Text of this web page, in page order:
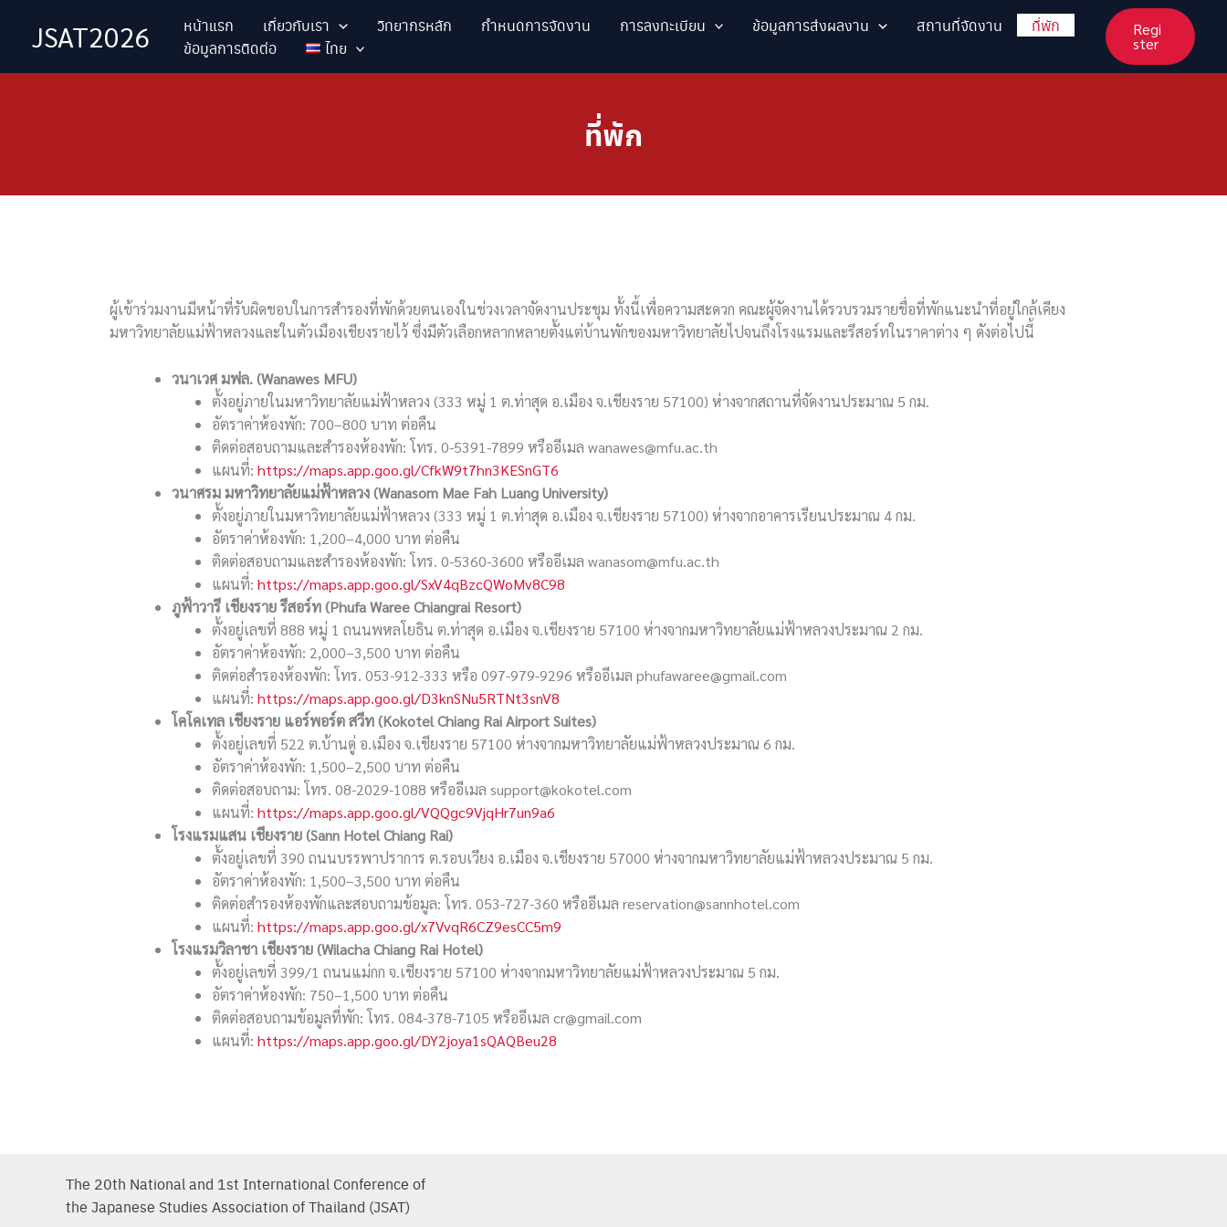
JSAT2026 หน้าแรก เกี่ยวกับเรา วิทยากรหลัก กำหนดการจัดงาน การลงทะเบียน ข้อมูลการส่งผลงาน สถานที่จัดงาน
ที่พัก
ข้อมูลการติดต่อ
ไทย
Regi
ster
ที่พัก
ผู้เข้าร่วมงานมีหน้าที่รับผิดชอบในการสำรองที่พักด้วยตนเองในช่วงเวลาจัดงานประชุม ทั้งนี้เพื่อความสะดวก คณะผู้จัดงานได้รวบรวมรายชื่อที่พักแนะนำที่อยู่ใกล้เคียง
มหาวิทยาลัยแม่ฟ้าหลวงและในตัวเมืองเชียงรายไว้ ซึ่งมีตัวเลือกหลากหลายตั้งแต่บ้านพักของมหาวิทยาลัยไปจนถึงโรงแรมและรีสอร์ทในราคาต่าง ๆ ดังต่อไปนี้
วนาเวศ มฟล. (Wanawes MFU)
ตั้งอยู่ภายในมหาวิทยาลัยแม่ฟ้าหลวง (333 หมู่ 1 ต.ท่าสุด อ.เมือง จ.เชียงราย 57100) ห่างจากสถานที่จัดงานประมาณ 5 กม.
อัตราค่าห้องพัก: 700–800 บาท ต่อคืน
ติดต่อสอบถามและสำรองห้องพัก: โทร. 0-5391-7899 หรืออีเมล wanawes@mfu.ac.th
แผนที่: https://maps.app.goo.gl/CfkW9t7hn3KESnGT6
วนาศรม มหาวิทยาลัยแม่ฟ้าหลวง (Wanasom Mae Fah Luang University)
ตั้งอยู่ภายในมหาวิทยาลัยแม่ฟ้าหลวง (333 หมู่ 1 ต.ท่าสุด อ.เมือง จ.เชียงราย 57100) ห่างจากอาคารเรียนประมาณ 4 กม.
อัตราค่าห้องพัก: 1,200–4,000 บาท ต่อคืน
ติดต่อสอบถามและสำรองห้องพัก: โทร. 0-5360-3600 หรืออีเมล wanasom@mfu.ac.th
แผนที่: https://maps.app.goo.gl/SxV4qBzcQWoMv8C98
ภูฟ้าวารี เชียงราย รีสอร์ท (Phufa Waree Chiangrai Resort)
ตั้งอยู่เลขที่ 888 หมู่ 1 ถนนพหลโยธิน ต.ท่าสุด อ.เมือง จ.เชียงราย 57100 ห่างจากมหาวิทยาลัยแม่ฟ้าหลวงประมาณ 2 กม.
อัตราค่าห้องพัก: 2,000–3,500 บาท ต่อคืน
ติดต่อสำรองห้องพัก: โทร. 053-912-333 หรือ 097-979-9296 หรืออีเมล phufawaree@gmail.com
แผนที่: https://maps.app.goo.gl/D3knSNu5RTNt3snV8
โคโคเทล เชียงราย แอร์พอร์ต สวีท (Kokotel Chiang Rai Airport Suites)
ตั้งอยู่เลขที่ 522 ต.บ้านดู่ อ.เมือง จ.เชียงราย 57100 ห่างจากมหาวิทยาลัยแม่ฟ้าหลวงประมาณ 6 กม.
อัตราค่าห้องพัก: 1,500–2,500 บาท ต่อคืน
ติดต่อสอบถาม: โทร. 08-2029-1088 หรืออีเมล support@kokotel.com
แผนที่: https://maps.app.goo.gl/VQQgc9VjqHr7un9a6
โรงแรมแสน เชียงราย (Sann Hotel Chiang Rai)
ตั้งอยู่เลขที่ 390 ถนนบรรพาปราการ ต.รอบเวียง อ.เมือง จ.เชียงราย 57000 ห่างจากมหาวิทยาลัยแม่ฟ้าหลวงประมาณ 5 กม.
อัตราค่าห้องพัก: 1,500–3,500 บาท ต่อคืน
ติดต่อสำรองห้องพักและสอบถามข้อมูล: โทร. 053-727-360 หรืออีเมล reservation@sannhotel.com
แผนที่: https://maps.app.goo.gl/x7VvqR6CZ9esCC5m9
โรงแรมวิลาชา เชียงราย (Wilacha Chiang Rai Hotel)
ตั้งอยู่เลขที่ 399/1 ถนนแม่กก จ.เชียงราย 57100 ห่างจากมหาวิทยาลัยแม่ฟ้าหลวงประมาณ 5 กม.
อัตราค่าห้องพัก: 750–1,500 บาท ต่อคืน
ติดต่อสอบถามข้อมูลที่พัก: โทร. 084-378-7105 หรืออีเมล cr@gmail.com
แผนที่: https://maps.app.goo.gl/DY2joya1sQAQBeu28
The 20th National and 1st International Conference of
the Japanese Studies Association of Thailand (JSAT)